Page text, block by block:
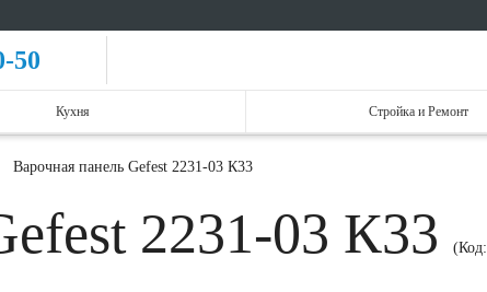
50
Кухня Стройка и Ремонт
Варочная панель Gefest 2231-03 К33
2231-03 К33 (Код: